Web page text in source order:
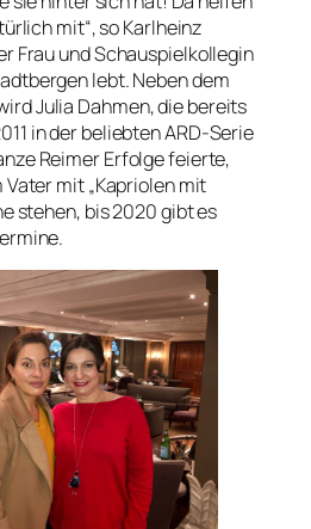
mit“, so Karlheinz
Frau und Schauspielkollegin
lebt. Neben dem
Julia Dahmen, die bereits
in der beliebten ARD-Serie
Reimer Erfolge feierte,
mit „Kapriolen mit
stehen, bis 2020 gibt es